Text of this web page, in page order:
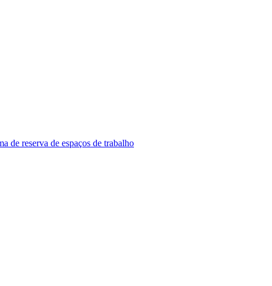
de reserva de espaços de trabalho